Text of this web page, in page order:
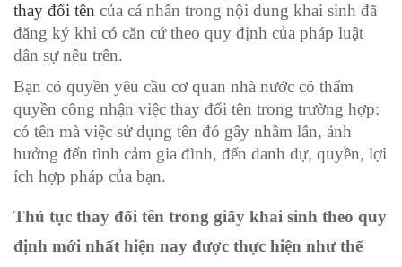
thay đổi tên của cá nhân trong nội dung khai sinh đã
đăng ký khi có căn cứ theo quy định của pháp luật
dân sự nêu trên.
Bạn có quyền yêu cầu cơ quan nhà nước có thẩm
quyền công nhận việc thay đổi tên trong trường hợp:
có tên mà việc sử dụng tên đó gây nhầm lẫn, ảnh
hưởng đến tình cảm gia đình, đến danh dự, quyền, lợi
ích hợp pháp của bạn.
Thủ tục thay đổi tên trong giấy khai sinh theo quy
định mới nhất hiện nay được thực hiện như thế